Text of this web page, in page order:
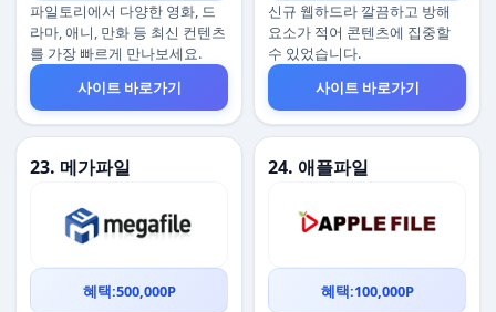
파일토리에서 다양한 영화, 드
라마, 애니, 만화 등 최신 컨텐츠
를 가장 빠르게 만나보세요.
사이트 바로가기
신규 웹하드라 깔끔하고 방해
요소가 적어 콘텐츠에 집중할
수 있었습니다.
사이트 바로가기
23. 메가파일
혜택:500,000P
24. 애플파일
혜택:100,000P